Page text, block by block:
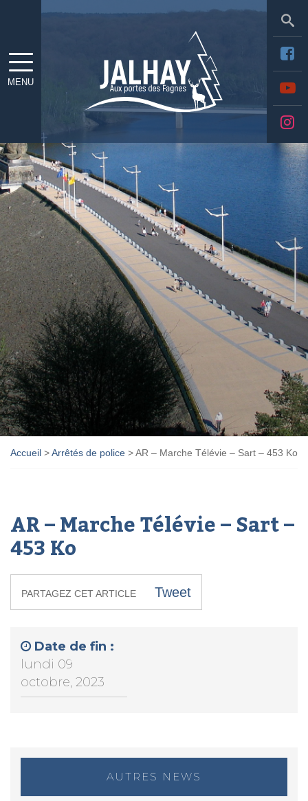
MENU
Accueil >Arrêtés de police >AR – Marche Télévie – Sart – 453 Ko
AR – Marche Télévie – Sart –
453 Ko
PARTAGEZ CET ARTICLE Tweet
Date de fin :
lundi 09
octobre, 2023
AUTRES NEWS